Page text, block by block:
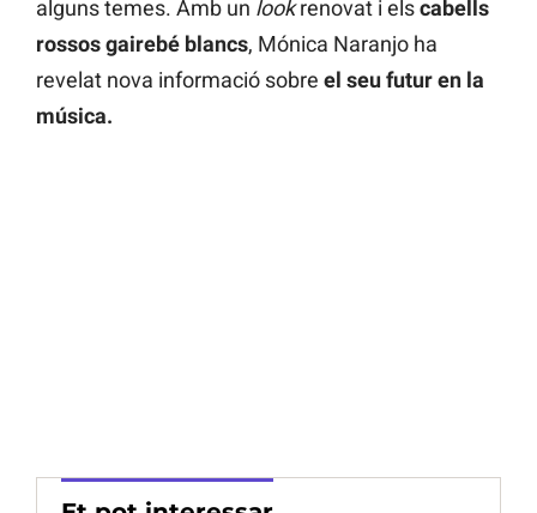
alguns temes. Amb un lookrenovat i elscabells
rossos gairebé blancs, Mónica Naranjo ha
revelat nova informació sobre el seu futur en la
música.